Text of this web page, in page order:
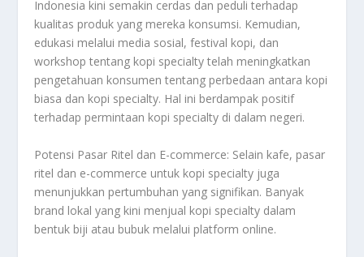
Indonesia kini semakin cerdas dan peduli terhadap
kualitas produk yang mereka konsumsi. Kemudian,
edukasi melalui media sosial, festival kopi, dan
workshop tentang kopi specialty telah meningkatkan
pengetahuan konsumen tentang perbedaan antara kopi
biasa dan kopi specialty. Hal ini berdampak positif
terhadap permintaan kopi specialty di dalam negeri.
Potensi Pasar Ritel dan E-commerce: Selain kafe, pasar
ritel dan e-commerce untuk kopi specialty juga
menunjukkan pertumbuhan yang signifikan. Banyak
brand lokal yang kini menjual kopi specialty dalam
bentuk biji atau bubuk melalui platform online.